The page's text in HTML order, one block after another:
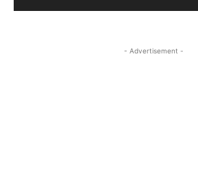
- Advertisement -